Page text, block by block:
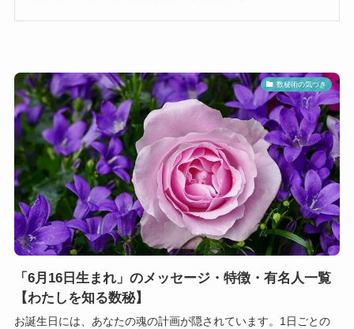
数秘術の気づき
「6月16日生まれ」のメッセージ・特徴・有名人一覧
【わたしを知る数秘】
お誕生日には、あなたの魂の計画が隠されています。1日ごとの